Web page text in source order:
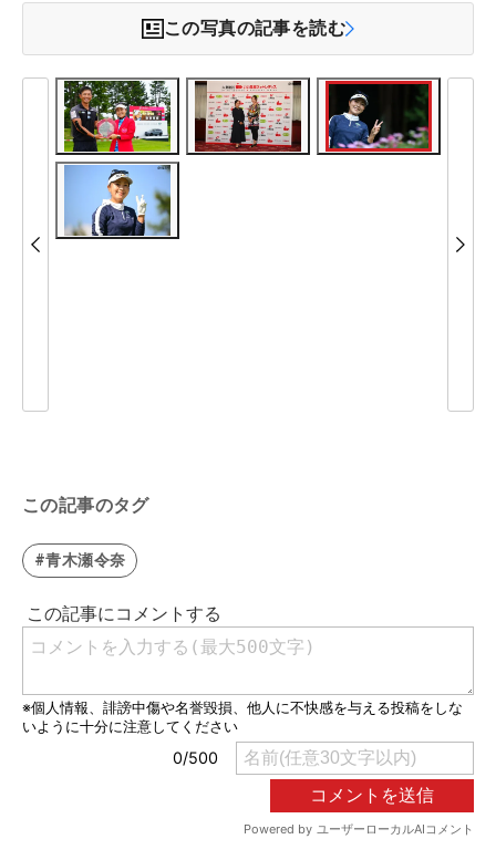
この写真の記事を読む
この記事のタグ
#青木瀬令奈